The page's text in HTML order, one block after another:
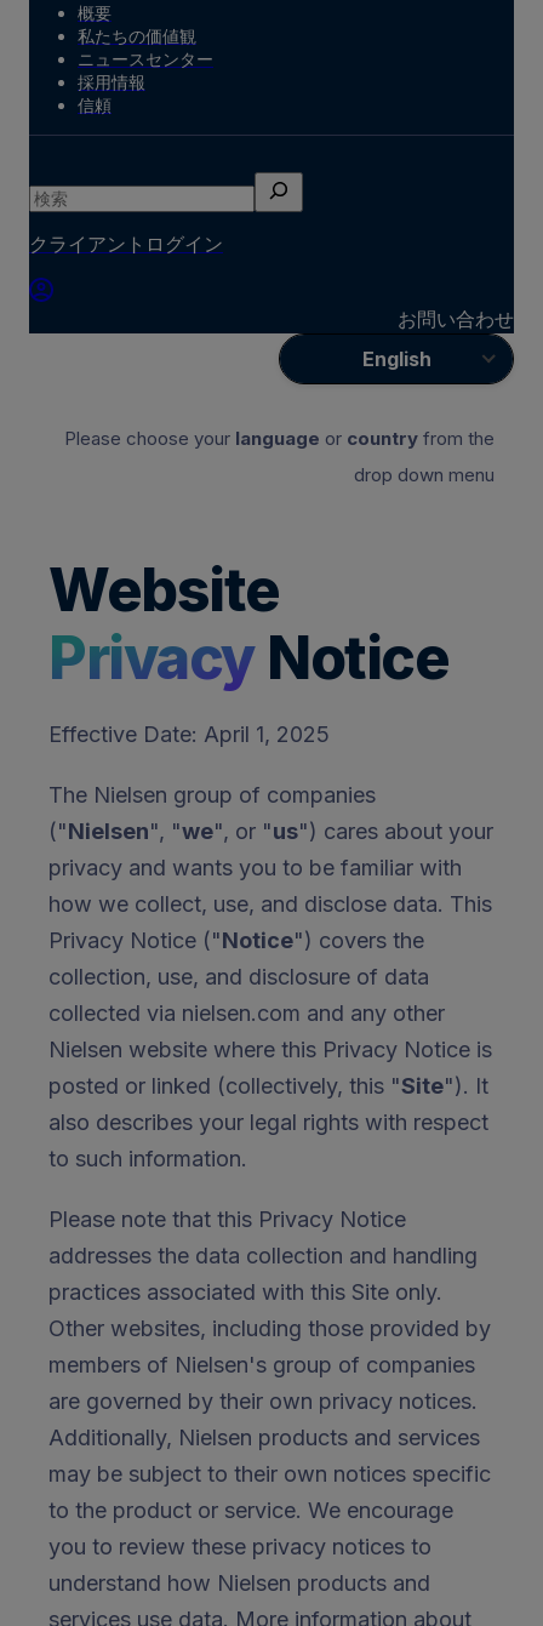
概要
私たちの価値観
ニュースセンター
採用情報
信頼
検
索
クライアントログイン
お問い合わせ
English
Please choose your language or country from the
drop down menu
Website
PrivacyNotice
Effective Date: April 1, 2025
The Nielsen group of companies
("Nielsen", "we", or "us") cares about your
privacy and wants you to be familiar with
how we collect, use, and disclose data. This
Privacy Notice ("Notice") covers the
collection, use, and disclosure of data
collected via nielsen.com and any other
Nielsen website where this Privacy Notice is
posted or linked (collectively, this "Site"). It
also describes your legal rights with respect
to such information.
Please note that this Privacy Notice
addresses the data collection and handling
practices associated with this Site only.
Other websites, including those provided by
members of Nielsen's group of companies
are governed by their own privacy notices.
Additionally, Nielsen products and services
may be subject to their own notices specific
to the product or service. We encourage
you to review these privacy notices to
understand how Nielsen products and
services use data. More information about